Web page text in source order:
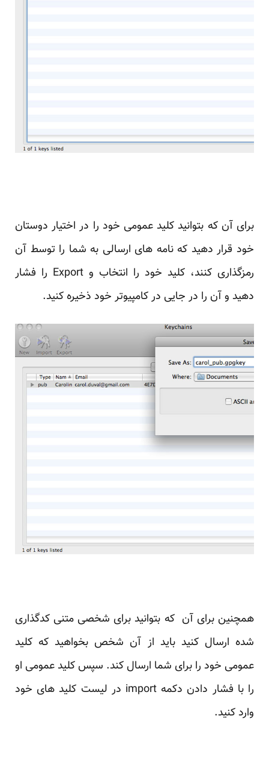
برای آن که بتوانید کلید عمومی خود را در اختیار دوستان
خود قرار دهید که نامه های ارسالی به شما را توسط آن
رمزگذاری کنند، کلید خود را انتخاب و Export را فشار
دهید و آن را در جایی در کامپیوتر خود ذخیره کنید.
همچنین برای آن که بتوانید برای شخصی متنی کدگذاری
شده ارسال کنید باید از آن شخص بخواهید که کلید
عمومی خود را برای شما ارسال کند. سپس کلید عمومی او
را با فشار دادن دکمه import در لیست کلید های خود
وارد کنید.